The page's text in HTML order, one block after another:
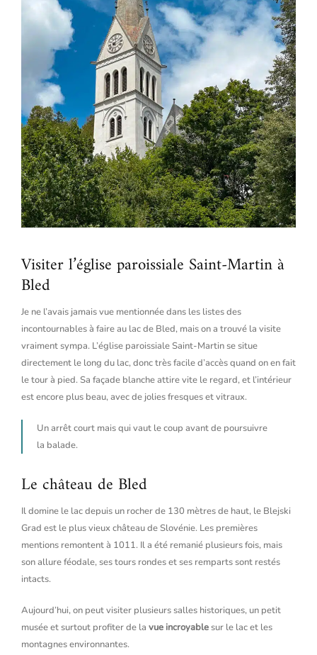
Visiter l’église paroissiale Saint-Martin à
Bled
Je ne l’avais jamais vue mentionnée dans les listes des
incontournables à faire au lac de Bled, mais on a trouvé la visite
vraiment sympa. L’église paroissiale Saint-Martin se situe
directement le long du lac, donc très facile d’accès quand on en fait
le tour à pied. Sa façade blanche attire vite le regard, et l’intérieur
est encore plus beau, avec de jolies fresques et vitraux.
Un arrêt court mais qui vaut le coup avant de poursuivre
la balade.
Le château de Bled
Il domine le lac depuis un rocher de 130 mètres de haut, le Blejski
Grad est le plus vieux château de Slovénie. Les premières
mentions remontent à 1011. Il a été remanié plusieurs fois, mais
son allure féodale, ses tours rondes et ses remparts sont restés
intacts.
Aujourd’hui, on peut visiter plusieurs salles historiques, un petit
musée et surtout profiter de la vue incroyablesur le lac et les
montagnes environnantes.